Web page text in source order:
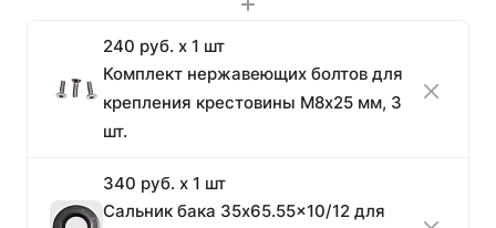
Комплект нержавеющих болтов для
крепления крестовины М8х25 мм, 3
шт.
240 руб. x 1 шт
Сальник бака 35x65.55x10/12 для
340 руб. x 1 шт